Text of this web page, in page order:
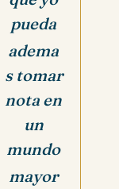
pueda
adema
s tomar
nota en
un
mundo
mayor